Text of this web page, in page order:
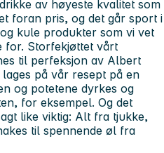
av høyeste kvalitet som
foran pris, og det går sport i
kule produkter som vi vet
for. Storfekjøttet vårt
til perfeksjon av Albert
på vår resept på en
og potetene dyrkes og
for eksempel. Og det
like viktig: Alt fra tjukke,
til spennende øl fra